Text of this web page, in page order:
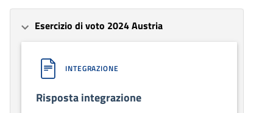
Esercizio di voto 2024 Austria
INTEGRAZIONE
Risposta integrazione